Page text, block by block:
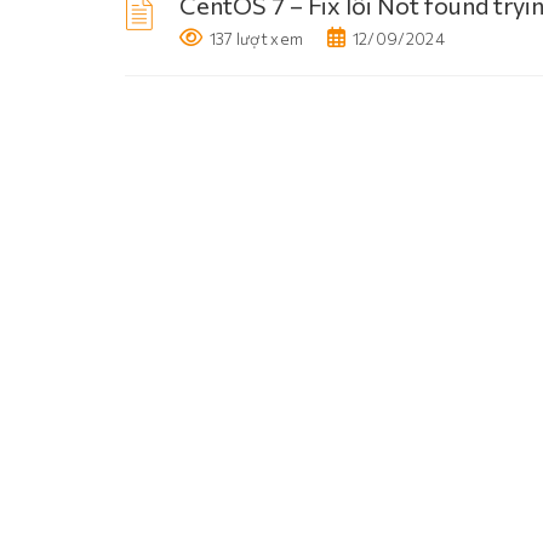
137 lượt xem 12/09/2024